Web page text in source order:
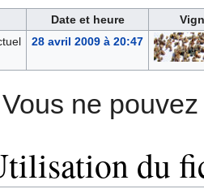
Date et heure
28 avril 2009 à 20:47
Vous ne
du